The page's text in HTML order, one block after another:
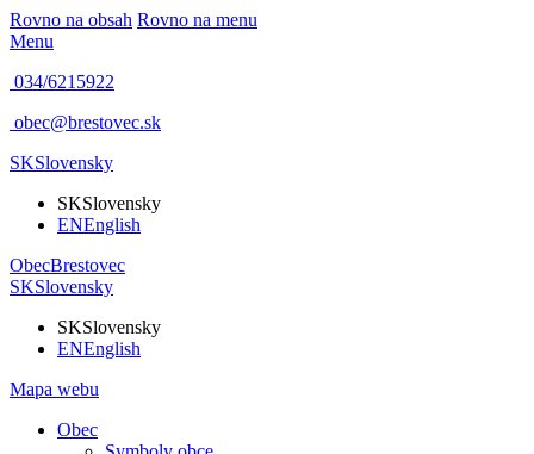
Rovno na obsah Rovno na menu
Menu
034/6215922
obec@brestovec.sk
SKSlovensky
SKSlovensky
ENEnglish
ObecBrestovec
SKSlovensky
SKSlovensky
ENEnglish
Mapa webu
Obec